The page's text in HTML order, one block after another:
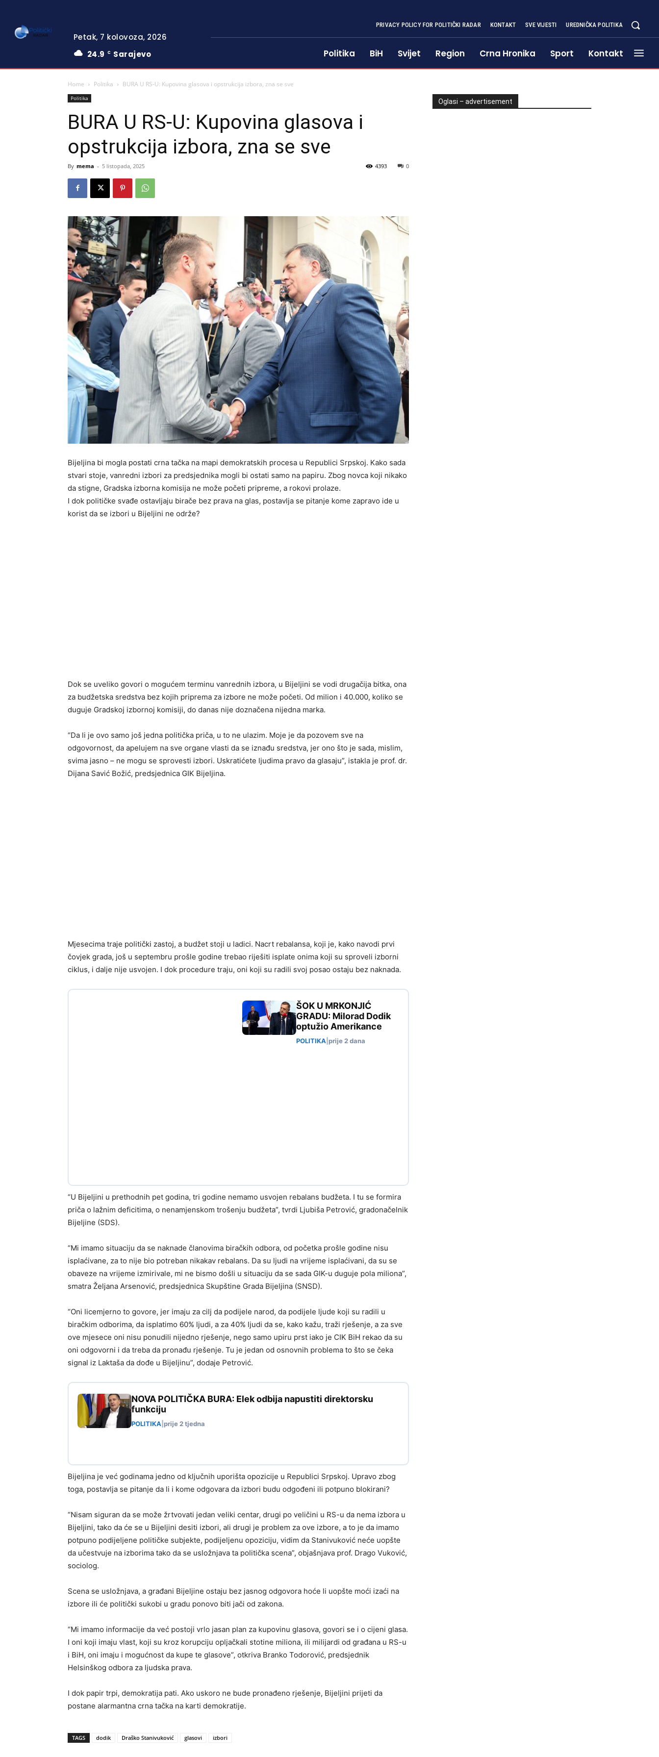
Petak, 7 kolovoza, 2026
24.9
C Sarajevo
PRIVACY POLICY FOR POLITIČKI RADAR KONTAKT SVE VIJESTI UREDNIČKA POLITIKA
Politika BiH Svijet Region Crna Hronika Sport Kontakt
Home Politika BURA U RS-U: Kupovina glasova i opstrukcija izbora, zna se sve
Politika
BURA U RS-U: Kupovina glasova i
opstrukcija izbora, zna se sve
By mema - 5 listopada, 2025 0
4393
Bijeljina bi mogla postati crna tačka na mapi demokratskih procesa u Republici Srpskoj. Kako sada
stvari stoje, vanredni izbori za predsjednika mogli bi ostati samo na papiru. Zbog novca koji nikako
da stigne, Gradska izborna komisija ne može početi pripreme, a rokovi prolaze.
I dok političke svađe ostavljaju birače bez prava na glas, postavlja se pitanje kome zapravo ide u
korist da se izbori u Bijeljini ne održe?
Dok se uveliko govori o mogućem terminu vanrednih izbora, u Bijeljini se vodi drugačija bitka, ona
za budžetska sredstva bez kojih priprema za izbore ne može početi. Od milion i 40.000, koliko se
duguje Gradskoj izbornoj komisiji, do danas nije doznačena nijedna marka.
“Da li je ovo samo još jedna politička priča, u to ne ulazim. Moje je da pozovem sve na
odgovornost, da apelujem na sve organe vlasti da se iznađu sredstva, jer ono što je sada, mislim,
svima jasno – ne mogu se sprovesti izbori. Uskratićete ljudima pravo da glasaju”, istakla je prof. dr.
Dijana Savić Božić, predsjednica GIK Bijeljina.
Mjesecima traje politički zastoj, a budžet stoji u ladici. Nacrt rebalansa, koji je, kako navodi prvi
čovjek grada, još u septembru prošle godine trebao riješiti isplate onima koji su sproveli izborni
ciklus, i dalje nije usvojen. I dok procedure traju, oni koji su radili svoj posao ostaju bez naknada.
ŠOK U MRKONJIĆ
GRADU: Milorad Dodik
optužio Amerikance
POLITIKA prije 2 dana
“U Bijeljini u prethodnih pet godina, tri godine nemamo usvojen rebalans budžeta. I tu se formira
priča o lažnim deficitima, o nenamjenskom trošenju budžeta”, tvrdi Ljubiša Petrović, gradonačelnik
Bijeljine (SDS).
“Mi imamo situaciju da se naknade članovima biračkih odbora, od početka prošle godine nisu
isplaćivane, za to nije bio potreban nikakav rebalans. Da su ljudi na vrijeme isplaćivani, da su se
obaveze na vrijeme izmirivale, mi ne bismo došli u situaciju da se sada GIK-u duguje pola miliona”,
smatra Željana Arsenović, predsjednica Skupštine Grada Bijeljina (SNSD).
“Oni licemjerno to govore, jer imaju za cilj da podijele narod, da podijele ljude koji su radili u
biračkim odborima, da isplatimo 60% ljudi, a za 40% ljudi da se, kako kažu, traži rješenje, a za sve
ove mjesece oni nisu ponudili nijedno rješenje, nego samo upiru prst iako je CIK BiH rekao da su
oni odgovorni i da treba da pronađu rješenje. Tu je jedan od osnovnih problema to što se čeka
signal iz Laktaša da dođe u Bijeljinu”, dodaje Petrović.
NOVA POLITIČKA BURA: Elek odbija napustiti direktorsku
funkciju
POLITIKA prije 2 tjedna
Bijeljina je već godinama jedno od ključnih uporišta opozicije u Republici Srpskoj. Upravo zbog
toga, postavlja se pitanje da li i kome odgovara da izbori budu odgođeni ili potpuno blokirani?
“Nisam siguran da se može žrtvovati jedan veliki centar, drugi po veličini u RS-u da nema izbora u
Bijeljini, tako da će se u Bijeljini desiti izbori, ali drugi je problem za ove izbore, a to je da imamo
potpuno podijeljene političke subjekte, podijeljenu opoziciju, vidim da Stanivuković neće uopšte
da učestvuje na izborima tako da se usložnjava ta politička scena”, objašnjava prof. Drago Vuković,
sociolog.
Scena se usložnjava, a građani Bijeljine ostaju bez jasnog odgovora hoće li uopšte moći izaći na
izbore ili će politički sukobi u gradu ponovo biti jači od zakona.
“Mi imamo informacije da već postoji vrlo jasan plan za kupovinu glasova, govori se i o cijeni glasa.
I oni koji imaju vlast, koji su kroz korupciju opljačkali stotine miliona, ili milijardi od građana u RS-u
i BiH, oni imaju i mogućnost da kupe te glasove”, otkriva Branko Todorović, predsjednik
Helsinškog odbora za ljudska prava.
I dok papir trpi, demokratija pati. Ako uskoro ne bude pronađeno rješenje, Bijeljini prijeti da
postane alarmantna crna tačka na karti demokratije.
TAGS dodik Draško Stanivuković glasovi izbori
Oglasi – advertisement